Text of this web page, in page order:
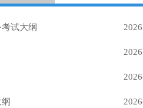
试大纲